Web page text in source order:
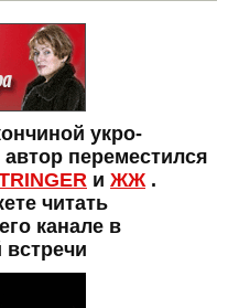
укро-
переместился
и ЖЖ.
читать
канале в